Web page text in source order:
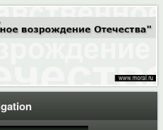
возрождение Отечества"